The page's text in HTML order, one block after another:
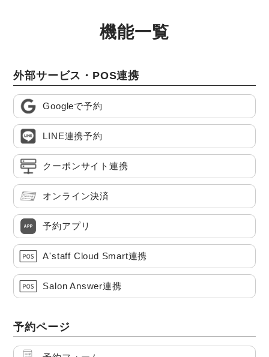
機能一覧
外部サービス・POS連携
Googleで予約
LINE連携予約
クーポンサイト連携
オンライン決済
予約アプリ
A'staff Cloud Smart連携
Salon Answer連携
予約ページ